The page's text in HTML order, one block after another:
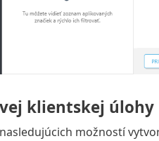
klientskej úlohy
možností